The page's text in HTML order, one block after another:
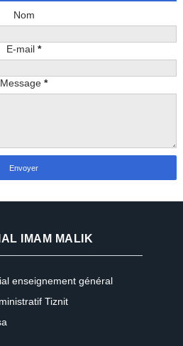
Nom
E-mail*
Message*
IMAM MALIK
enseignement général
Tiznit